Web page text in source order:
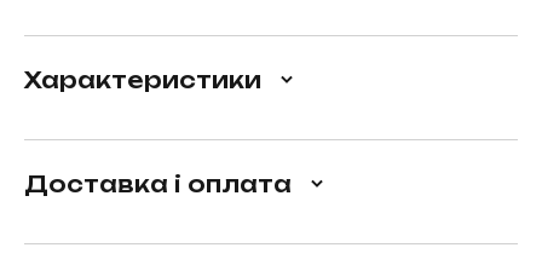
Характеристики
Доставка і оплата